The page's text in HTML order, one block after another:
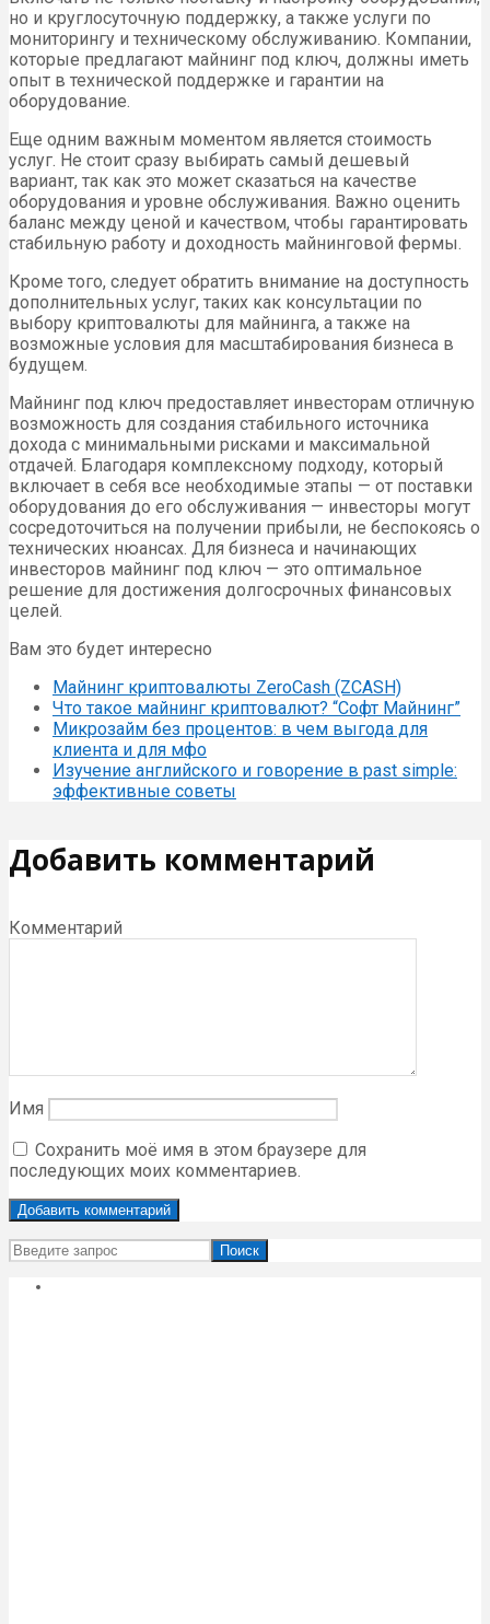
но и круглосуточную поддержку, а также услуги по
мониторингу и техническому обслуживанию. Компании,
которые предлагают майнинг под ключ, должны иметь
опыт в технической поддержке и гарантии на
оборудование.
Еще одним важным моментом является стоимость
услуг. Не стоит сразу выбирать самый дешевый
вариант, так как это может сказаться на качестве
оборудования и уровне обслуживания. Важно оценить
баланс между ценой и качеством, чтобы гарантировать
стабильную работу и доходность майнинговой фермы.
Кроме того, следует обратить внимание на доступность
дополнительных услуг, таких как консультации по
выбору криптовалюты для майнинга, а также на
возможные условия для масштабирования бизнеса в
будущем.
Майнинг под ключ предоставляет инвесторам отличную
возможность для создания стабильного источника
дохода с минимальными рисками и максимальной
отдачей. Благодаря комплексному подходу, который
включает в себя все необходимые этапы — от поставки
оборудования до его обслуживания — инвесторы могут
сосредоточиться на получении прибыли, не беспокоясь о
технических нюансах. Для бизнеса и начинающих
инвесторов майнинг под ключ — это оптимальное
решение для достижения долгосрочных финансовых
целей.
Вам это будет интересно
Майнинг криптовалюты ZeroCash (ZCASH)
Что такое майнинг криптовалют? “Софт Майнинг”
Микрозайм без процентов: в чем выгода для
клиента и для мфо
Изучение английского и говорение в past simple:
эффективные советы
Добавить комментарий
Комментарий
Имя
Сохранить моё имя в этом браузере для
последующих моих комментариев.
Поиск